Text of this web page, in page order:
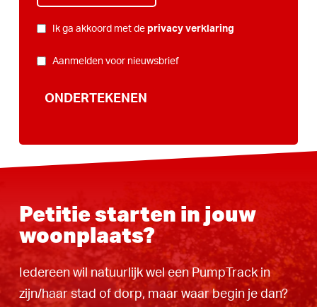
PRIVACY*
Ik ga akkoord met de privacy verklaring
NIEUWSBRIEF
Aanmelden voor nieuwsbrief
ONDERTEKENEN
Petitie starten in jouw
woonplaats?
Iedereen wil natuurlijk wel een PumpTrack in
zijn/haar stad of dorp, maar waar begin je dan?